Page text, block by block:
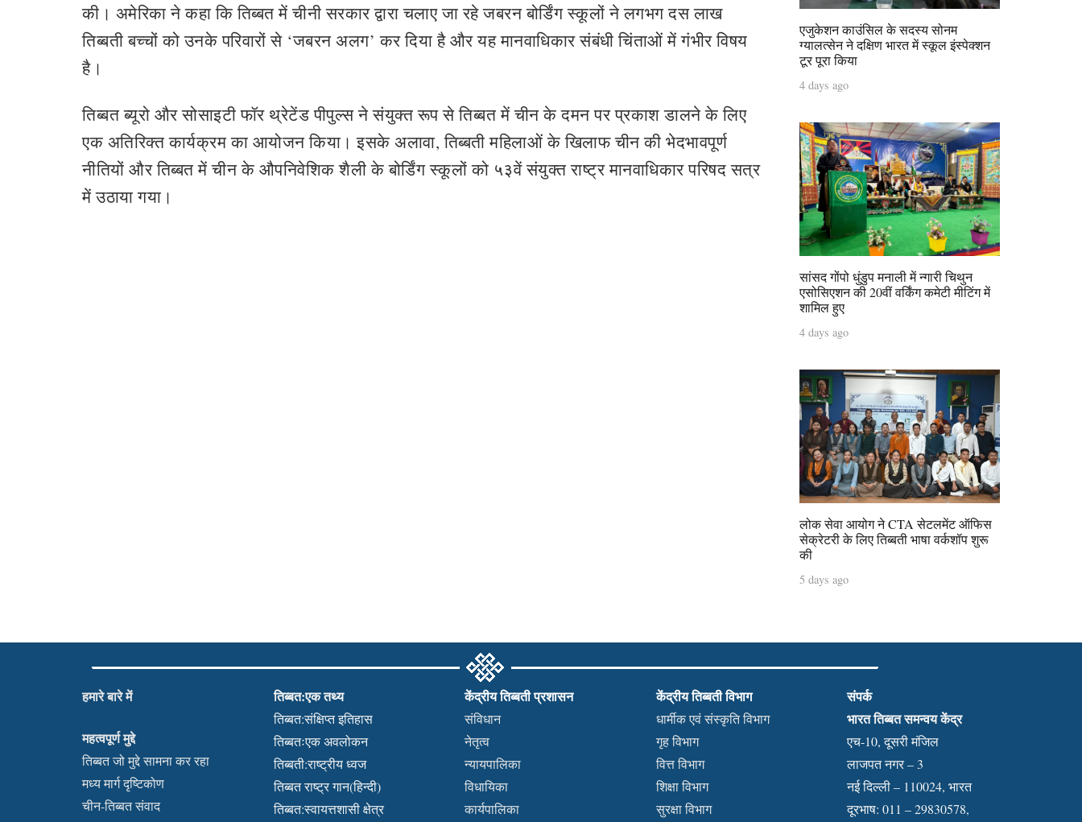
की। अमेरिका ने कहा कि तिब्बत में चीनी सरकार द्वारा चलाए जा रहे जबरन बोर्डिंग स्कूलों ने लगभग दस लाख
तिब्बती बच्चों को उनके परिवारों से ‘जबरन अलग’ कर दिया है और यह मानवाधिकार संबंधी चिंताओं में गंभीर विषय
है।
तिब्बत ब्यूरो और सोसाइटी फॉर थ्रेटेंड पीपुल्स ने संयुक्त रूप से तिब्बत में चीन के दमन पर प्रकाश डालने के लिए
एक अतिरिक्त कार्यक्रम का आयोजन किया। इसके अलावा, तिब्बती महिलाओं के खिलाफ चीन की भेदभावपूर्ण
नीतियों और तिब्बत में चीन के औपनिवेशिक शैली के बोर्डिंग स्कूलों को ५३वें संयुक्त राष्ट्र मानवाधिकार परिषद सत्र
में उठाया गया।
एजुकेशन काउंसिल के सदस्य सोनम
ग्यालत्सेन ने दक्षिण भारत में स्कूल इंस्पेक्शन
टूर पूरा किया
4 days ago
सांसद गोंपो धुंडुप मनाली में न्गारी चिथुन
एसोसिएशन की 20वीं वर्किंग कमेटी मीटिंग में
शामिल हुए
4 days ago
लोक सेवा आयोग ने CTA सेटलमेंट ऑफिस
सेक्रेटरी के लिए तिब्बती भाषा वर्कशॉप शुरू
की
5 days ago
हमारे बारे में
महत्वपूर्ण मुद्दे
तिब्बत जो मुद्दे सामना कर रहा
मध्य मार्ग दृष्टिकोण
चीन-तिब्बत संवाद
तिब्बत:एक तथ्य
तिब्बत:संक्षिप्त इतिहास
तिब्बतःएक अवलोकन
तिब्बती:राष्ट्रीय ध्वज
तिब्बत राष्ट्र गान(हिन्दी)
तिब्बत:स्वायत्तशासी क्षेत्र
केंद्रीय तिब्बती प्रशासन
संविधान
नेतृत्व
न्यायपालिका
विधायिका
कार्यपालिका
केंद्रीय तिब्बती विभाग
धार्मीक एवं संस्कृति विभाग
गृह विभाग
वित्त विभाग
शिक्षा विभाग
सुरक्षा विभाग
संपर्क
भारत तिब्बत समन्वय केंद्र
एच-10, दूसरी मंजिल
लाजपत नगर – 3
नई दिल्ली – 110024, भारत
दूरभाष: 011 – 29830578,